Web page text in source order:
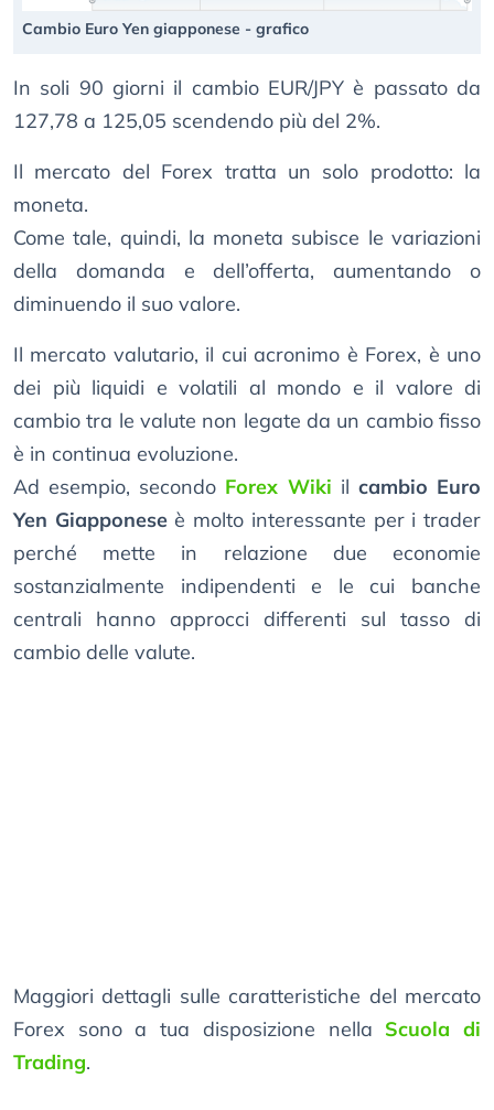
Cambio Euro Yen giapponese - grafico
In soli 90 giorni il cambio EUR/JPY è passato da
127,78 a 125,05 scendendo più del 2%.
Il mercato del Forex tratta un solo prodotto: la
moneta.
Come tale, quindi, la moneta subisce le variazioni
della domanda e dell’offerta, aumentando o
diminuendo il suo valore.
Il mercato valutario, il cui acronimo è Forex, è uno
dei più liquidi e volatili al mondo e il valore di
cambio tra le valute non legate da un cambio fisso
è in continua evoluzione.
Ad esempio, secondo Forex Wiki il cambio Euro
Yen Giapponeseè molto interessante per i trader
perché mette in relazione due economie
sostanzialmente indipendenti e le cui banche
centrali hanno approcci differenti sul tasso di
cambio delle valute.
Maggiori dettagli sulle caratteristiche del mercato
Forex sono a tua disposizione nella Scuola di
Trading.